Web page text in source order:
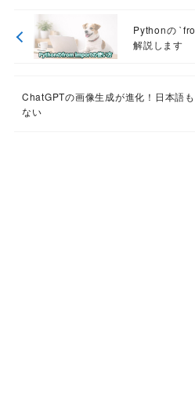
Pythonの
解説します
ChatGPTの画像生成が進化！日本語
ない